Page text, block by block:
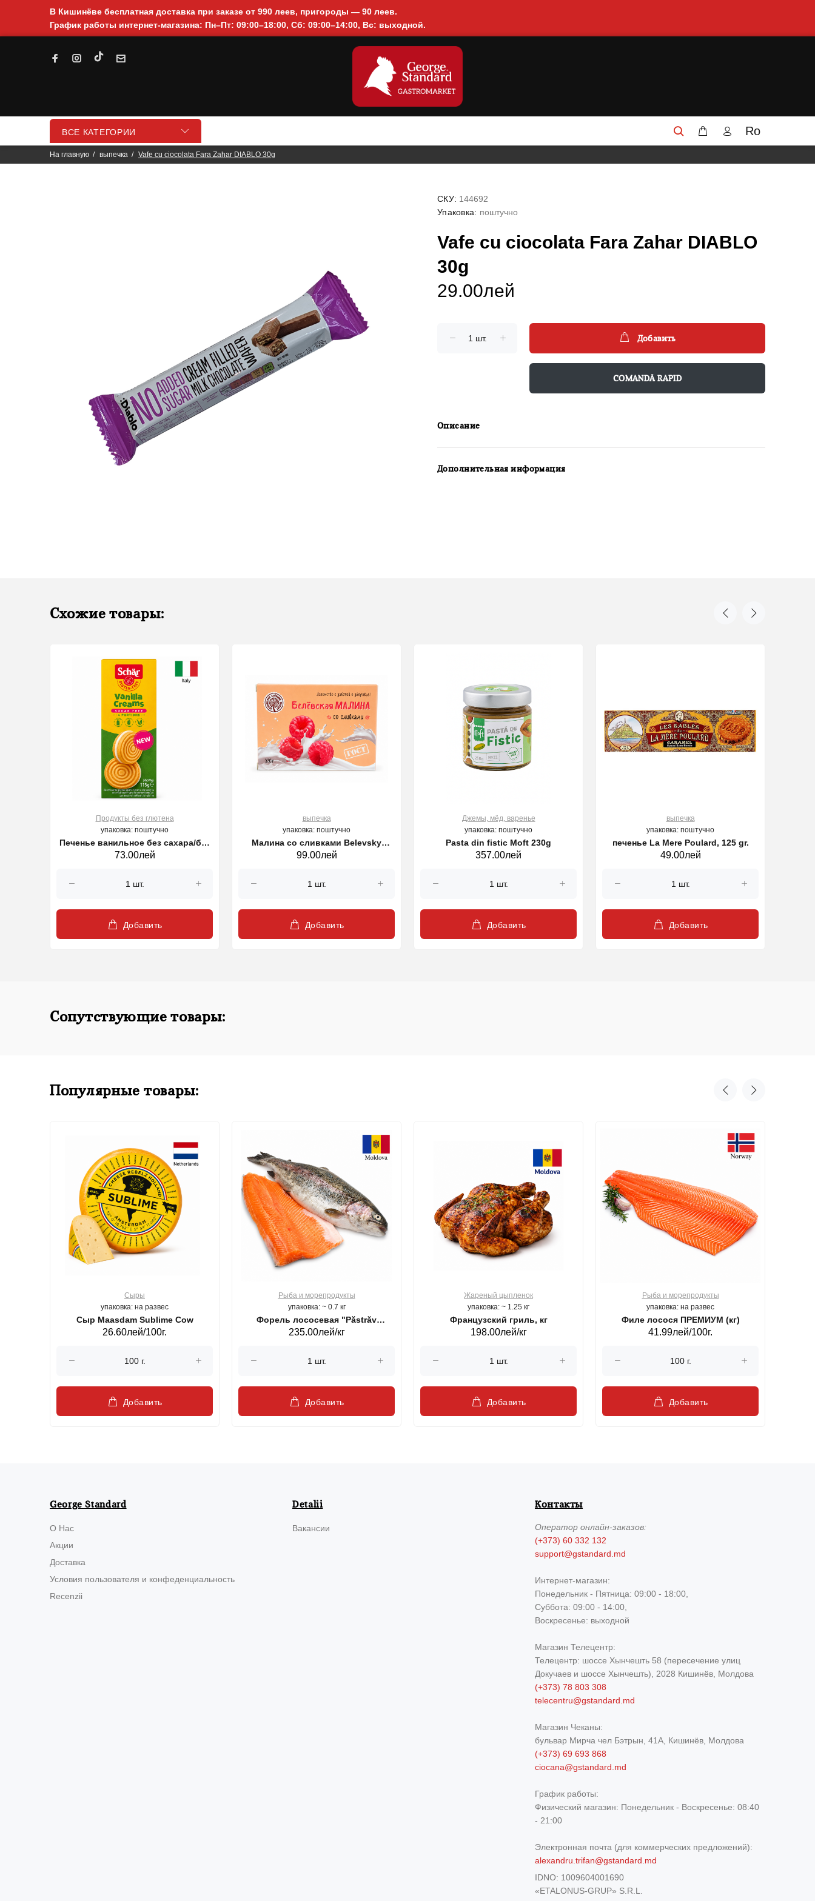
В Кишинёве бесплатная доставка при заказе от 990 леев, пригороды — 90 леев.
График работы интернет-магазина: Пн–Пт: 09:00–18:00, Сб: 09:00–14:00, Вс: выходной.
ВСЕ КАТЕГОРИИ Ro
На главную выпечка Vafe cu ciocolata Fara Zahar DIABLO 30g
СКУ: 144692
Упаковка: поштучно
Vafe cu ciocolata Fara Zahar DIABLO
30g
29.00лей
Добавить
COMANDĂ RAPID
Описание
Дополнительная информация
Схожие товары:
Продукты без глютена
упаковка: поштучно
Печенье ванильное без сахара/без
глютена Dr. Schar , 115gr.
73.00лей
Добавить
выпечка
упаковка: поштучно
Малина со сливками Belevsky
Product 320г
99.00лей
Добавить
Джемы, мёд, варенье
упаковка: поштучно
Pasta din fistic Moft 230g
357.00лей
Добавить
выпечка
упаковка: поштучно
печенье La Mere Poulard, 125 gr.
49.00лей
Добавить
Сопутствующие товары:
Популярные товары:
Сыры
упаковка: на развес
Сыр Maasdam Sublime Cow
26.60лей/100г.
Добавить
Рыба и морепродукты
упаковка: ~ 0.7 кг
Форель лососевая "Păstrăv
Moldovenesc"
235.00лей/кг
Добавить
Жареный цыпленок
упаковка: ~ 1.25 кг
Французский гриль, кг
198.00лей/кг
Добавить
Рыба и морепродукты
упаковка: на развес
Филе лосося ПРЕМИУМ (кг)
41.99лей/100г.
Добавить
George Standard
О Нас
Акции
Доставка
Условия пользователя и конфеденциальность
Recenzii
Detalii
Вакансии
Контакты
Операторонлайн-заказов:
(+373) 60 332 132
support@gstandard.md
Интернет-магазин:
Понедельник - Пятница: 09:00 - 18:00,
Суббота: 09:00 - 14:00,
Воскресенье: выходной
Магазин Телецентр:
Телецентр: шоссе Хынчешть 58 (пересечение улиц
Докучаев и шоссе Хынчешть), 2028 Кишинёв, Молдова
(+373) 78 803 308
telecentru@gstandard.md
Магазин Чеканы:
бульвар Мирча чел Бэтрын, 41A, Кишинёв, Молдова
(+373) 69 693 868
ciocana@gstandard.md
График работы:
Физический магазин: Понедельник - Воскресенье: 08:40
- 21:00
Электронная почта (для коммерческих предложений):
alexandru.trifan@gstandard.md
IDNO: 1009604001690
«ETALONUS-GRUP» S.R.L.